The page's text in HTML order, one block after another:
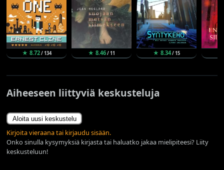
★ 8.72/ 134 ★ 8.46/ 11 ★ 8.34/ 15
Aiheeseen liittyviä keskusteluja
Aloita uusi keskustelu
Kirjoita vieraana tai kirjaudu sisään.
Onko sinulla kysymyksiä kirjasta tai haluatko jakaa mielipiteesi? Liity
keskusteluun!